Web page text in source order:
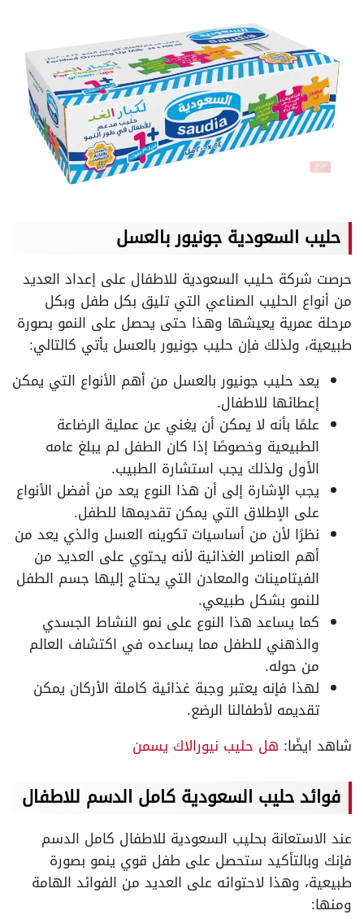
حليب السعودية جونيور بالعسل
حرصت شركة حليب السعودية للاطفال على إعداد العديد
من أنواع الحليب الصناعي التي تليق بكل طفل وبكل
مرحلة عمرية يعيشها وهذا حتى يحصل على النمو بصورة
طبيعية، ولذلك فإن حليب جونيور بالعسل يأتي كالتالي:
يعد حليب جونيور بالعسل من أهم الأنواع التي يمكن
إعطائها للاطفال.
علمًا بأنه لا يمكن أن يغني عن عملية الرضاعة
الطبيعية وخصوصًا إذا كان الطفل لم يبلغ عامه
الأول ولذلك يجب استشارة الطبيب.
يجب الإشارة إلى أن هذا النوع يعد من أفضل الأنواع
على الإطلاق التي يمكن تقديمها للطفل.
نظرًا لأن من أساسيات تكوينه العسل والذي يعد من
أهم العناصر الغذائية لأنه يحتوي على العديد من
الفيتامينات والمعادن التي يحتاج إليها جسم الطفل
للنمو بشكل طبيعي.
كما يساعد هذا النوع على نمو النشاط الجسدي
والذهني للطفل مما يساعده في اكتشاف العالم
من حوله.
لهذا فإنه يعتبر وجبة غذائية كاملة الأركان يمكن
تقديمه لأطفالنا الرضع.
شاهد ايضًا: هل حليب نيورالاك يسمن
فوائد حليب السعودية كامل الدسم للاطفال
عند الاستعانة بحليب السعودية للاطفال كامل الدسم
فإنك وبالتأكيد ستحصل على طفل قوي ينمو بصورة
طبيعية، وهذا لاحتوائه على العديد من الفوائد الهامة
ومنها: